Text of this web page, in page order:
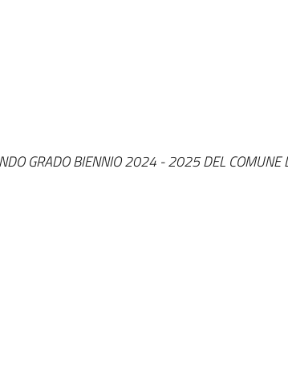
GRADO BIENNIO 2024 - 2025 DEL COMUNE